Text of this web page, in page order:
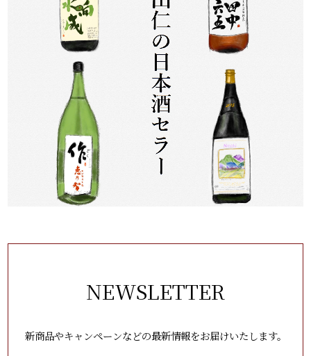
NEWSLETTER
新商品やキャンペーンなどの最新情報をお届けいたします。